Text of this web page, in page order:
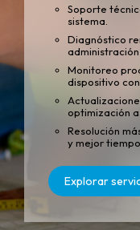
Soporte
sistema.
Diagnóstico
administración
Monitoreo
dispositivo
optimización
Resolución
y mejor
Explorar